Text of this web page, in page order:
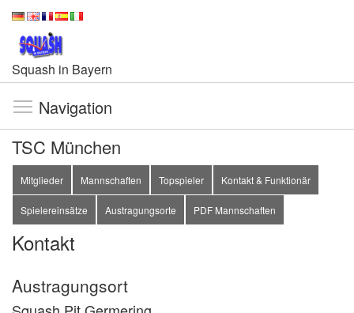
Squash in Bayern
Navigation
TSC München
Mitglieder Mannschaften Topspieler Kontakt & Funktionär
Spielereinsätze Austragungsorte PDF Mannschaften
Kontakt
Austragungsort